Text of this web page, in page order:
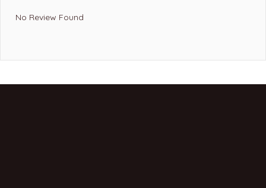
No Review Found